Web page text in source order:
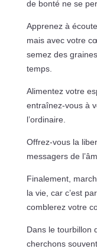
de bonté ne se
Apprenez à
mais avec votre
semez des
temps.
Alimentez votre
entraînez-vous à
l’ordinaire.
Offrez-vous la
messagers de
Finalement,
la vie, car c’est
comblerez votre
Dans le tourbillon
cherchons